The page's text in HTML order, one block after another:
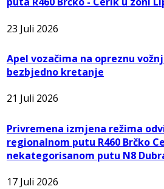
23 Juli 2026
Apel vozačima na opreznu
bezbjedno kretanje
21 Juli 2026
Privremena izmjena režima
regionalnom putu R460 Brčko
nekategorisanom putu N8
17 Juli 2026